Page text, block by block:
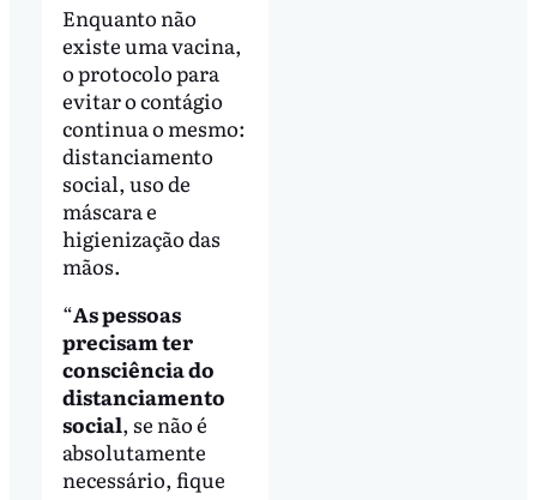
Enquanto não
existe uma vacina,
o protocolo para
evitar o contágio
continua o mesmo:
distanciamento
social, uso de
máscara e
higienização das
mãos.
“As pessoas
precisam ter
consciência do
distanciamento
social, se não é
absolutamente
necessário, fique